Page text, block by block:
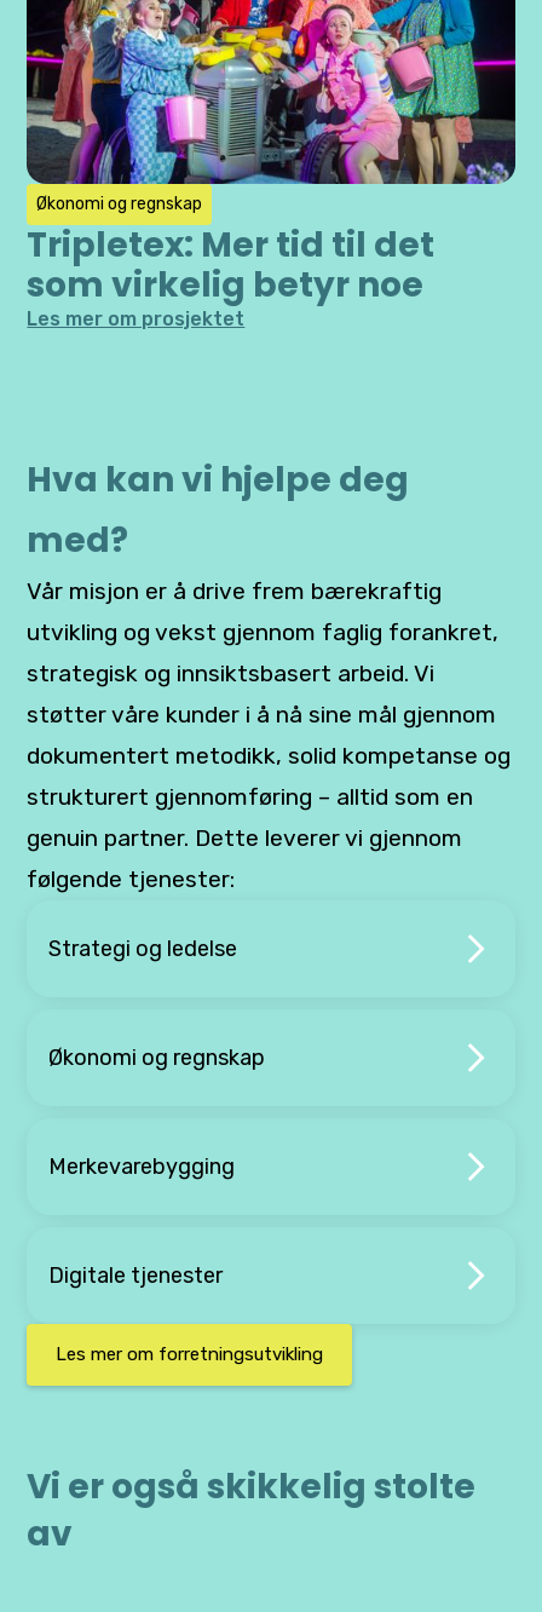
Økonomi og regnskap
Tripletex: Mer tid til det
som virkelig betyr noe
Les mer om prosjektet
Hva kan vi hjelpe deg
med?
Vår misjon er å drive frem bærekraftig
utvikling og vekst gjennom faglig forankret,
strategisk og innsiktsbasert arbeid. Vi
støtter våre kunder i å nå sine mål gjennom
dokumentert metodikk, solid kompetanse og
strukturert gjennomføring – alltid som en
genuin partner. Dette leverer vi gjennom
følgende tjenester:
Strategi og ledelse
Økonomi og regnskap
Merkevarebygging
Digitale tjenester
Les mer om forretningsutvikling
Vi er også skikkelig stolte
av